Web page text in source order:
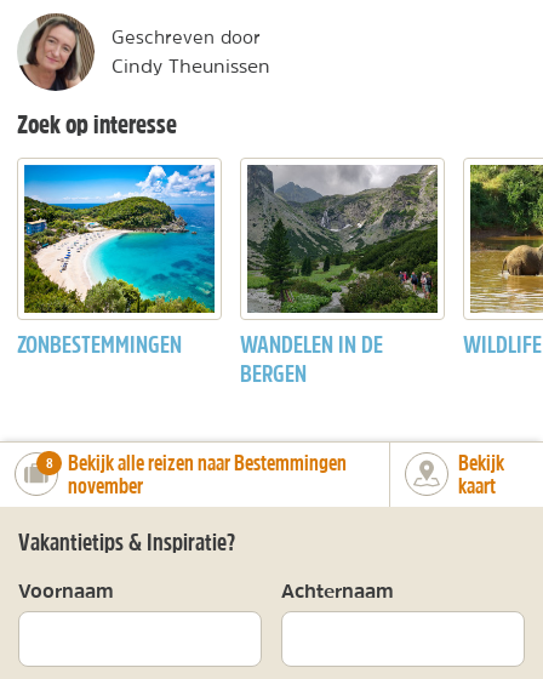
Geschreven door
Cindy Theunissen
Zoek op interesse
ZONBESTEMMINGEN
WANDELEN IN DE
BERGEN
number_of_trips:
8
Bekijk alle reizen naar Bestemmingen
november
Bekijk
kaart
Vakantietips & Inspiratie?
Voornaam Achternaam